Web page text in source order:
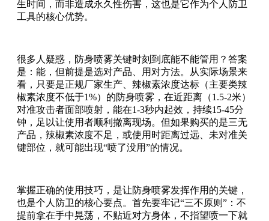
生时间，而非造成永久性伤害，这也是它作为个人防卫
工具的核心优势。
很多人疑惑，防身喷雾关键时刻到底能不能管用？答案
是：能，但前提是选对产品、用对方法。从实际场景来
看，只要是正规厂家生产、辣椒素浓度达标（主要类辣
椒素浓度不低于1%）的防身喷雾，在近距离（1.5-2米）
对准攻击者面部喷射，能在1-3秒内起效，持续15-45分
钟，足以让使用者顺利撤离现场。但如果购买的是三无
产品，辣椒素浓度不足，或使用时距离过远、未对准关
键部位，就可能出现“喷了没用”的情况。
掌握正确的使用技巧，是让防身喷雾发挥作用的关键，
也是个人防卫的核心要点。首先要牢记“三不原则”：不
提前拿在手中晃荡，不贴近对方身体，不指望喷一下就